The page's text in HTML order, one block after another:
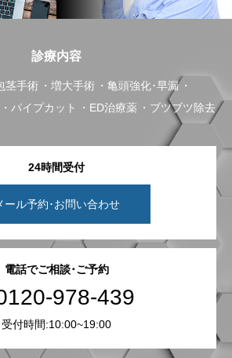
診療内容
茎手術 増大手術
亀頭強化･早漏
パイプカット ED治療薬 ブツブツ除去
24時間受付
ール予約･お問い合わせ
電話でご相談･ご予約
978-439
受付時間:10:00~19:00